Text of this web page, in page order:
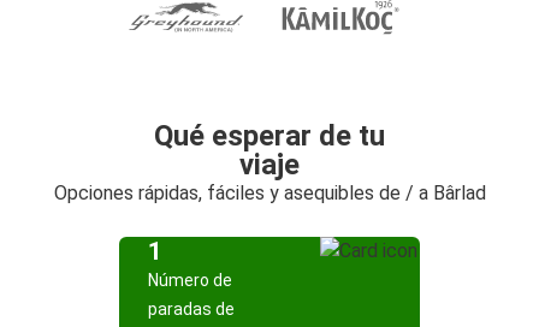
Qué esperar de tu
viaje
Opciones rápidas, fáciles y asequibles de / a Bârlad
1
Número de
paradas de